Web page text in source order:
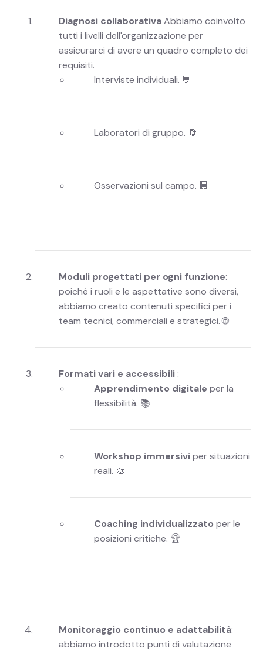
Diagnosi collaborativaAbbiamo coinvolto
tutti i livelli dell'organizzazione per
assicurarci di avere un quadro completo dei
requisiti.
Interviste individuali. 💬
Laboratori di gruppo. 🔄
Osservazioni sul campo. 🏢
Moduli progettati per ogni funzione:
poiché i ruoli e le aspettative sono diversi,
abbiamo creato contenuti specifici per i
team tecnici, commerciali e strategici. 🌐
Formati vari e accessibili :
Apprendimento digitale per la
flessibilità. 📚
Workshop immersiviper situazioni
reali. 🎨
Coaching individualizzato per le
posizioni critiche. 🏆
Monitoraggio continuo e adattabilità:
abbiamo introdotto punti di valutazione